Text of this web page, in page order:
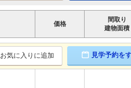
価格
間取り
建物面積
お気に入りに追加 見学予約を